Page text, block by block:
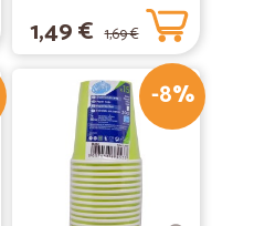
1,49 € 1,69 €
-8%